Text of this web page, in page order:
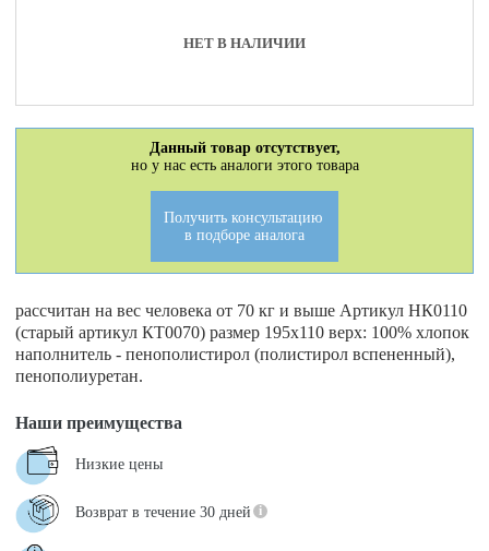
НЕТ В НАЛИЧИИ
Данный товар отсутствует,
но у нас есть аналоги этого товара
Получить консультацию
в подборе аналога
рассчитан на вес человека от 70 кг и выше Артикул НК0110
(старый артикул КТ0070) размер 195х110 верх: 100% хлопок
наполнитель - пенополистирол (полистирол вспененный),
пенополиуретан.
Наши преимущества
Низкие цены
Возврат в течение 30 дней